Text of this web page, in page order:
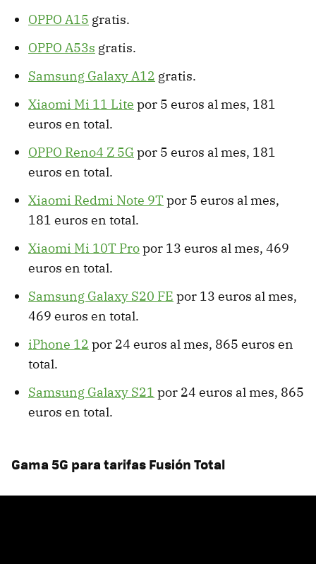
OPPO A15 gratis.
OPPO A53s gratis.
Samsung Galaxy A12 gratis.
Xiaomi Mi 11 Lite por 5 euros al mes, 181
euros en total.
OPPO Reno4 Z 5Gpor 5 euros al mes, 181
euros en total.
Xiaomi Redmi Note 9T por 5 euros al mes,
181 euros en total.
Xiaomi Mi 10T Propor 13 euros al mes, 469
euros en total.
Samsung Galaxy S20 FE por 13 euros al mes,
469 euros en total.
iPhone 12 por 24 euros al mes, 865 euros en
total.
Samsung Galaxy S21 por 24 euros al mes, 865
euros en total.
Gama 5G para tarifas Fusión Total